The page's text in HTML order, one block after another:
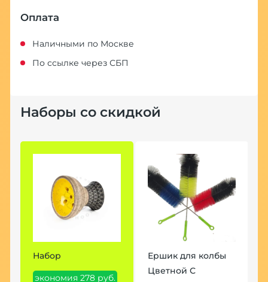
Оплата
Наличными по Москве
По ссылке через СБП
Наборы со скидкой
Набор
экономия 278 руб.
Ершик для колбы
Цветной С